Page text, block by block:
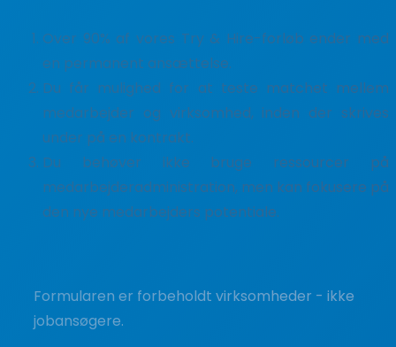
Over 90% af vores Try & Hire-forløb ender med
en permanent ansættelse.
Du får mulighed for at teste matchet mellem
medarbejder og virksomhed, inden der skrives
under på en kontrakt.
Du behøver ikke bruge ressourcer på
medarbejderadministration, men kan fokusere på
den nye medarbejders potentiale.
Formularen er forbeholdt virksomheder - ikke
jobansøgere.